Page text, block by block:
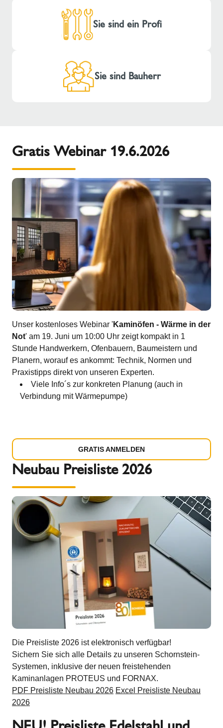
Sie sind ein Profi
Sie sind Bauherr
Gratis Webinar 19.6.2026
Unser kostenloses Webinar 'Kaminöfen - Wärme in der
Not' am 19. Juni um 10:00 Uhr zeigt kompakt in 1
Stunde Handwerkern, Ofenbauern, Baumeistern und
Planern, worauf es ankommt: Technik, Normen und
Praxistipps direkt von unseren Experten.
Viele Info´s zur konkreten Planung (auch in
Verbindung mit Wärmepumpe)
GRATIS ANMELDEN
Neubau Preisliste 2026
Die Preisliste 2026 ist elektronisch verfügbar!
Sichern Sie sich alle Details zu unseren Schornstein-
Systemen, inklusive der neuen freistehenden
Kaminanlagen PROTEUS und FORNAX.
PDF Preisliste Neubau 2026 Excel Preisliste Neubau
2026